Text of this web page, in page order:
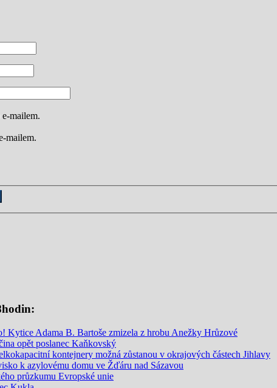
mailem.
mailem.
Kytice Adama B. Bartoše zmizela z hrobu Anežky Hrůzové
opět poslanec Kaňkovský
kontejnery možná zůstanou v okrajových částech Jihlavy
k azylovému domu ve Žďáru nad Sázavou
průzkumu Evropské unie